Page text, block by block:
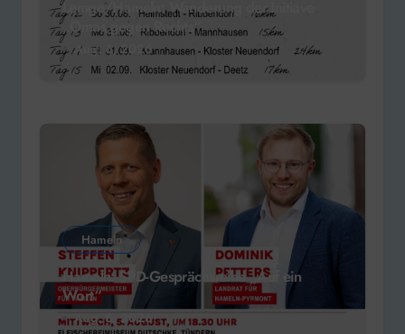
Lemgo/Hameln: Wanderung der Initiave
„Omas gegen Rechts“
Aug. 6, 2026
Hameln
Hameln: SPD-Gesprächsreihe „Auf ein
Wort“
Aug. 6, 2026